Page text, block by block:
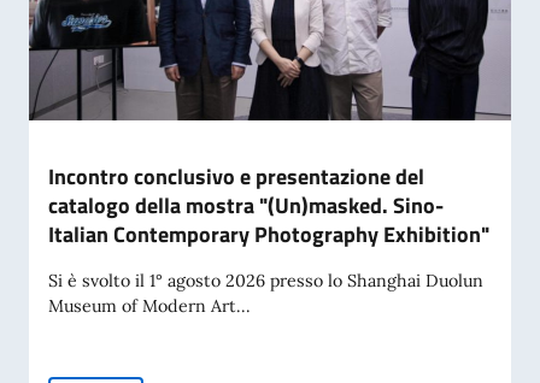
Incontro conclusivo e presentazione del
catalogo della mostra "(Un)masked. Sino-
Italian Contemporary Photography Exhibition"
Si è svolto il 1° agosto 2026 presso lo Shanghai Duolun
Museum of Modern Art...